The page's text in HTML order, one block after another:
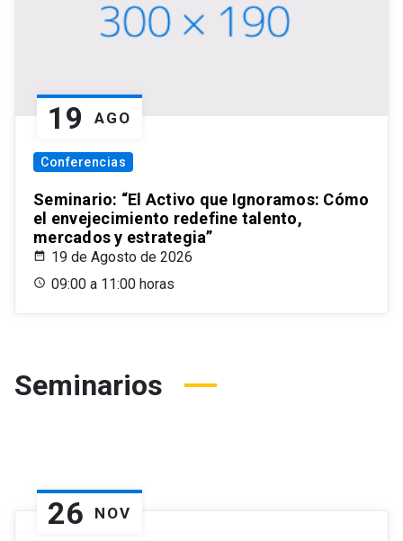
19 AGO
Conferencias
Seminario: “El Activo que Ignoramos: Cómo
el envejecimiento redefine talento,
mercados y estrategia”
19 de Agosto de 2026
09:00 a 11:00 horas
Seminarios
26 NOV